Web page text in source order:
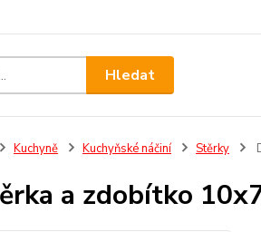
Hledat
Kuchyně Kuchyňské náčiní Stěrky
a zdobítko